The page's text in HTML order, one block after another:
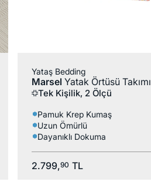
Yataş Bedding
MarselYatak Örtüsü Takımı
Tek Kişilik, 2 Ölçü
Pamuk Krep Kumaş
Uzun Ömürlü
Dayanıklı Dokuma
2.799,90 TL